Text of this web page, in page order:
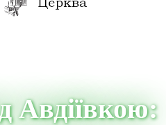
Авдіївкою: